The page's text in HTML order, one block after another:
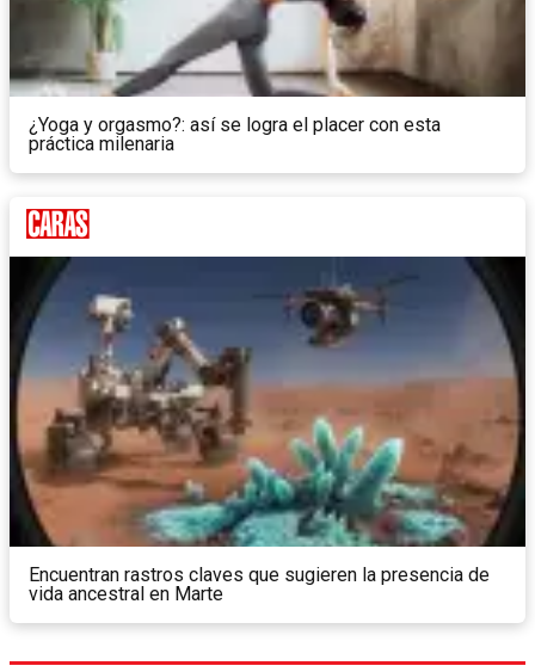
¿Yoga y orgasmo?: así se logra el placer con esta
práctica milenaria
Encuentran rastros claves que sugieren la presencia de
vida ancestral en Marte